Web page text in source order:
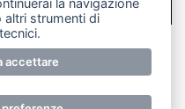
- Tutti i diritti riservati.
anche
senza la
la navigazione
altri strumenti di
accettare